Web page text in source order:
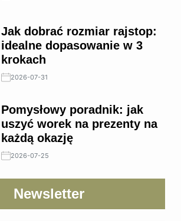
Jak dobrać rozmiar rajstop:
idealne dopasowanie w 3
krokach
2026-07-31
Pomysłowy poradnik: jak
uszyć worek na prezenty na
każdą okazję
2026-07-25
Newsletter